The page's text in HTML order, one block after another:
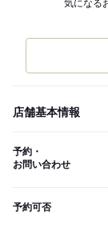
気になる
店舗基本情報
予約・
お問い合わせ
予約可否